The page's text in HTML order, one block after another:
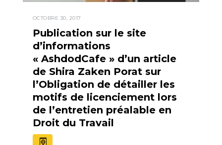
OCTOBRE 30, 2017
Publication sur le site
d’informations
« AshdodCafe » d’un article
de Shira Zaken Porat sur
l’Obligation de détailler les
motifs de licenciement lors
de l’entretien préalable en
Droit du Travail